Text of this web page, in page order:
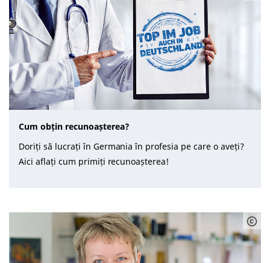
Cum obțin recunoașterea?
Doriți să lucrați în Germania în profesia pe care o aveți?
Aici aflați cum primiți recunoașterea!